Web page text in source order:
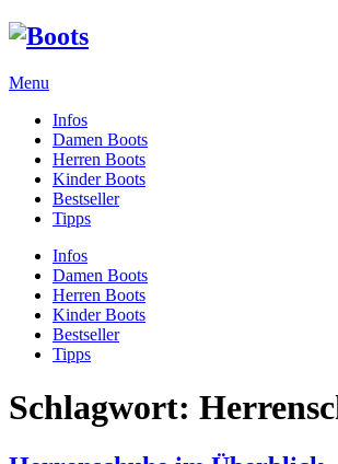
Menu
Infos
Damen Boots
Herren Boots
Kinder Boots
Bestseller
Tipps
Infos
Damen Boots
Herren Boots
Kinder Boots
Bestseller
Tipps
Schlagwort: